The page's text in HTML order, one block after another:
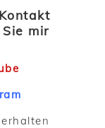
mir